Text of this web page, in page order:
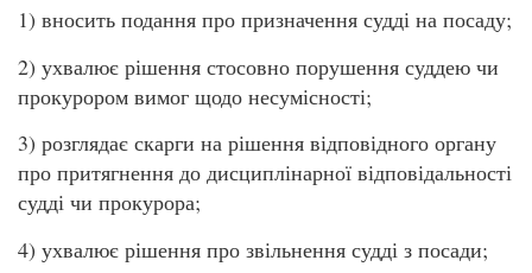
1) вносить подання про призначення судді на посаду;
2) ухвалює рішення стосовно порушення суддею чи
прокурором вимог щодо несумісності;
3) розглядає скарги на рішення відповідного органу
про притягнення до дисциплінарної відповідальності
судді чи прокурора;
4) ухвалює рішення про звільнення судді з посади;